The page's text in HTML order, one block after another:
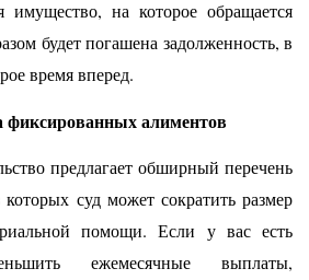
имущество, на которое обращается
будет погашена задолженность, в
время вперед.
фиксированных алиментов
предлагает обширный перечень
суд может сократить размер
помощи. Если у вас есть
ежемесячные выплаты,